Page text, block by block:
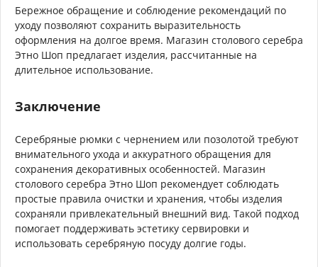
Бережное обращение и соблюдение рекомендаций по
уходу позволяют сохранить выразительность
оформления на долгое время. Магазин столового серебра
Этно Шоп предлагает изделия, рассчитанные на
длительное использование.
Заключение
Серебряные рюмки с чернением или позолотой требуют
внимательного ухода и аккуратного обращения для
сохранения декоративных особенностей. Магазин
столового серебра Этно Шоп рекомендует соблюдать
простые правила очистки и хранения, чтобы изделия
сохраняли привлекательный внешний вид. Такой подход
помогает поддерживать эстетику сервировки и
использовать серебряную посуду долгие годы.